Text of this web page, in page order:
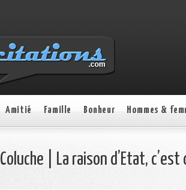
Amitié Famille Bonheur Hommes &
Coluche | La raison d’Etat,